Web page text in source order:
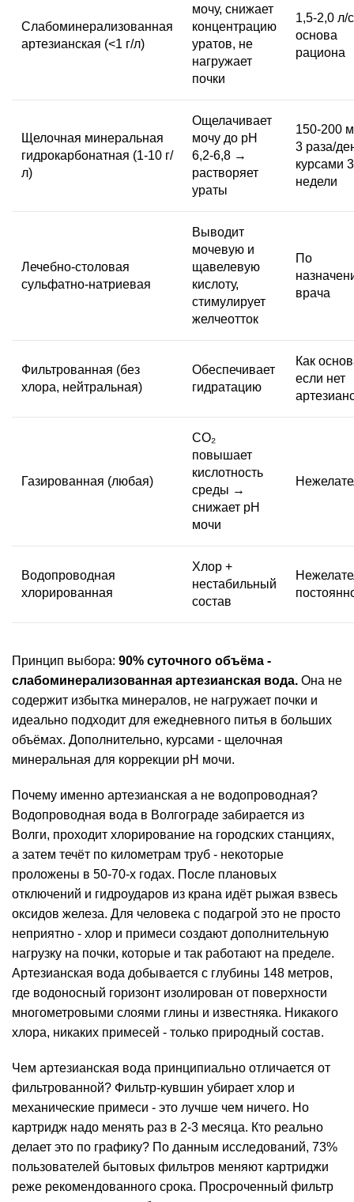
Слабоминерализованная
артезианская (<1 г/л)
мочу, снижает
концентрацию
уратов, не
нагружает
почки
1,5-2,0 л/
основа
рациона
Щелочная минеральная
гидрокарбонатная (1-10 г/
л)
Ощелачивает
мочу до pH
6,2-6,8 →
растворяет
ураты
150-200
3 раза/
курсами
недели
Лечебно-столовая
сульфатно-натриевая
Выводит
мочевую и
щавелевую
кислоту,
стимулирует
желчеотток
По
врача
Фильтрованная (без
хлора, нейтральная)
Обеспечивает
гидратацию
Как
если нет
Газированная (любая)
CO₂
повышает
кислотность
среды →
снижает pH
мочи
Водопроводная
хлорированная
Хлор +
нестабильный
состав
Принцип выбора: 90% суточного объёма -
слабоминерализованная артезианская вода. Она не
содержит избытка минералов, не нагружает почки и
идеально подходит для ежедневного питья в больших
объёмах. Дополнительно, курсами - щелочная
минеральная для коррекции pH мочи.
Почему именно артезианская а не водопроводная?
Водопроводная вода в Волгограде забирается из
Волги, проходит хлорирование на городских станциях,
а затем течёт по километрам труб - некоторые
проложены в 50-70-х годах. После плановых
отключений и гидроударов из крана идёт рыжая взвесь
оксидов железа. Для человека с подагрой это не просто
неприятно - хлор и примеси создают дополнительную
нагрузку на почки, которые и так работают на пределе.
Артезианская вода добывается с глубины 148 метров,
где водоносный горизонт изолирован от поверхности
многометровыми слоями глины и известняка. Никакого
хлора, никаких примесей - только природный состав.
Чем артезианская вода принципиально отличается от
фильтрованной? Фильтр-кувшин убирает хлор и
механические примеси - это лучше чем ничего. Но
картридж надо менять раз в 2-3 месяца. Кто реально
делает это по графику? По данным исследований, 73%
пользователей бытовых фильтров меняют картриджи
реже рекомендованного срока. Просроченный фильтр